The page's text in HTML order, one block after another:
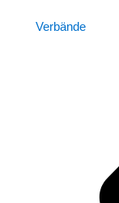
Verbände